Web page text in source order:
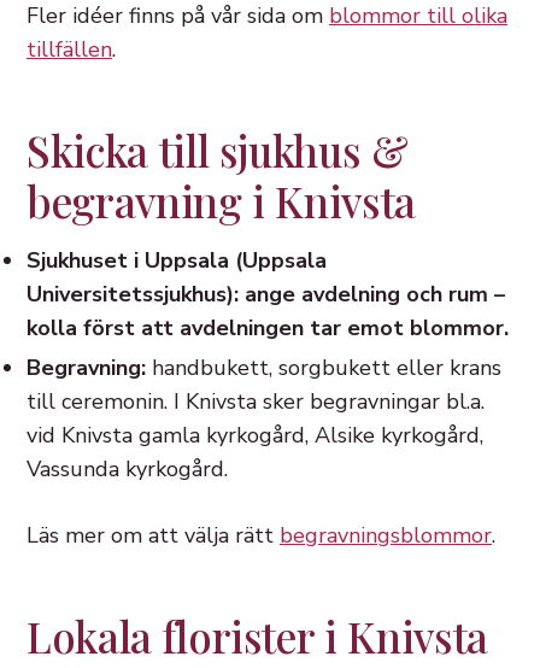
Fler idéer finns på vår sida om blommor till olika
tillfällen.
Skicka till sjukhus &
begravning i Knivsta
Sjukhuset i Uppsala (Uppsala
Universitetssjukhus): ange avdelning och rum –
kolla först att avdelningen tar emot blommor.
Begravning: handbukett, sorgbukett eller krans
till ceremonin. I Knivsta sker begravningar bl.a.
vid Knivsta gamla kyrkogård, Alsike kyrkogård,
Vassunda kyrkogård.
Läs mer om att välja rätt begravningsblommor.
Lokala florister i Knivsta